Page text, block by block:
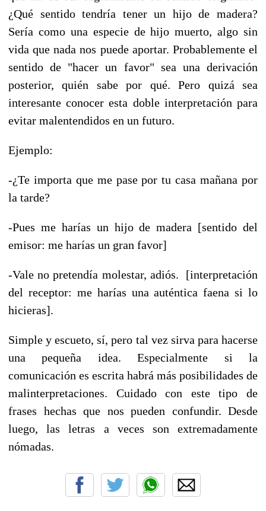
¿Qué sentido tendría tener un hijo de madera?
Sería como una especie de hijo muerto, algo sin
vida que nada nos puede aportar. Probablemente el
sentido de "hacer un favor" sea una derivación
posterior, quién sabe por qué. Pero quizá sea
interesante conocer esta doble interpretación para
evitar malentendidos en un futuro.
Ejemplo:
-¿Te importa que me pase por tu casa mañana por
la tarde?
-Pues me harías un hijo de madera [sentido del
emisor: me harías un gran favor]
-Vale no pretendía molestar, adiós. [interpretación
del receptor: me harías una auténtica faena si lo
hicieras].
Simple y escueto, sí, pero tal vez sirva para hacerse
una pequeña idea. Especialmente si la
comunicación es escrita habrá más posibilidades de
malinterpretaciones. Cuidado con este tipo de
frases hechas que nos pueden confundir. Desde
luego, las letras a veces son extremadamente
nómadas.